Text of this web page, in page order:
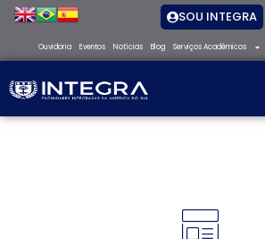
SOU INTEGRA
Ouvidoria Eventos Notícias Blog Serviços Acadêmicos